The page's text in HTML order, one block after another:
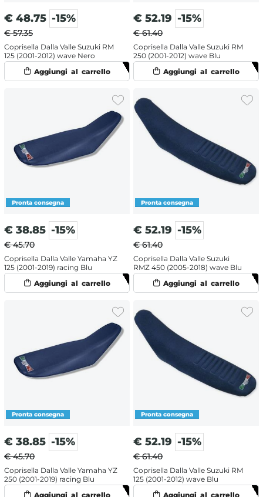
€ 48.75 -15%
€ 57.35
Coprisella Dalla Valle Suzuki RM
125 (2001-2012) wave Nero
€ 52.19 -15%
€ 61.40
Coprisella Dalla Valle Suzuki RM
250 (2001-2012) wave Blu
€ 38.85 -15%
€ 45.70
Coprisella Dalla Valle Yamaha YZ
125 (2001-2019) racing Blu
€ 52.19 -15%
€ 61.40
Coprisella Dalla Valle Suzuki
RMZ 450 (2005-2018) wave Blu
€ 38.85 -15%
€ 45.70
Coprisella Dalla Valle Yamaha YZ
250 (2001-2019) racing Blu
€ 52.19 -15%
€ 61.40
Coprisella Dalla Valle Suzuki RM
125 (2001-2012) wave Blu